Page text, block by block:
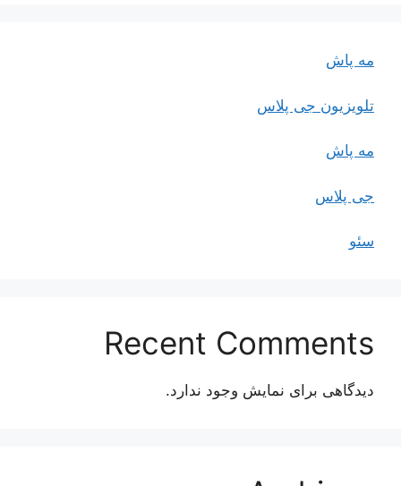
مه پاش
تلویزیون جی پلاس
مه پاش
جی پلاس
سئو
Recent Comments
دیدگاهی برای نمایش وجود ندارد.